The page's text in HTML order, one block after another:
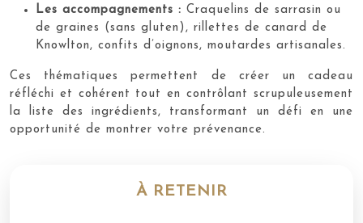
Les accompagnements : Craquelins de sarrasin ou
de graines (sans gluten), rillettes de canard de
Knowlton, confits d’oignons, moutardes artisanales.
Ces thématiques permettent de créer un cadeau
réfléchi et cohérent tout en contrôlant scrupuleusement
la liste des ingrédients, transformant un défi en une
opportunité de montrer votre prévenance.
À RETENIR